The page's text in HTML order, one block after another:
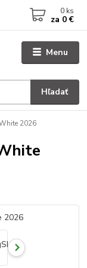
Menu
Hľadať
0 ks
za 0 €
2026